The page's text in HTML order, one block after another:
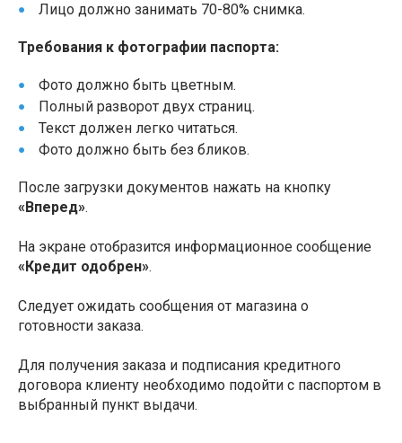
Лицо должно занимать 70-80% снимка.
Требования к фотографии паспорта:
Фото должно быть цветным.
Полный разворот двух страниц.
Текст должен легко читаться.
Фото должно быть без бликов.
После загрузки документов нажать на кнопку
«Вперед».
На экране отобразится информационное сообщение
«Кредит одобрен».
Следует ожидать сообщения от магазина о
готовности заказа.
Для получения заказа и подписания кредитного
договора клиенту необходимо подойти с паспортом в
выбранный пункт выдачи.